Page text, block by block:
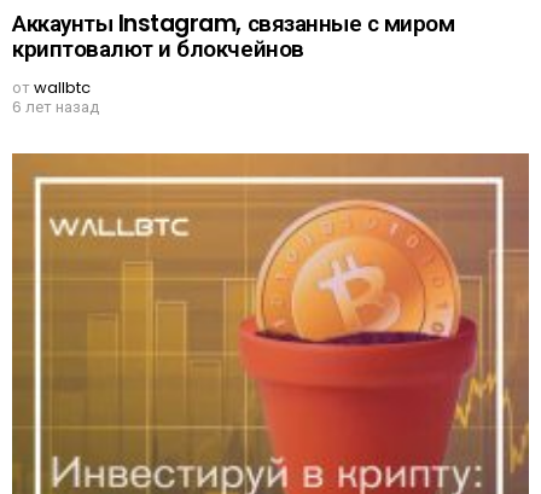
Аккаунты Instagram, связанные с миром
криптовалют и блокчейнов
отwallbtc
6 лет назад